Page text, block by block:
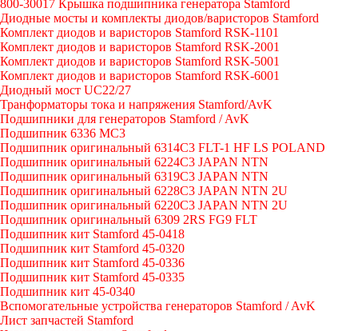
800-30017 Крышка подшипника генератора Stamford
Диодные мосты и комплекты диодов/варисторов Stamford
Комплект диодов и варисторов Stamford RSK-1101
Комплект диодов и варисторов Stamford RSK-2001
Комплект диодов и варисторов Stamford RSK-5001
Комплект диодов и варисторов Stamford RSK-6001
Диодный мост UC22/27
Транформаторы тока и напряжения Stamford/AvK
Подшипники для генераторов Stamford / AvK
Подшипник 6336 МС3
Подшипник оригинальный 6314C3 FLT-1 HF LS POLAND
Подшипник оригинальный 6224С3 JAPAN NTN
Подшипник оригинальный 6319C3 JAPAN NTN
Подшипник оригинальный 6228C3 JAPAN NTN 2U
Подшипник оригинальный 6220C3 JAPAN NTN 2U
Подшипник оригинальный 6309 2RS FG9 FLT
Подшипник кит Stamford 45-0418
Подшипник кит Stamford 45-0320
Подшипник кит Stamford 45-0336
Подшипник кит Stamford 45-0335
Подшипник кит 45-0340
Вспомогательные устройства генераторов Stamford / AvK
Лист запчастей Stamford